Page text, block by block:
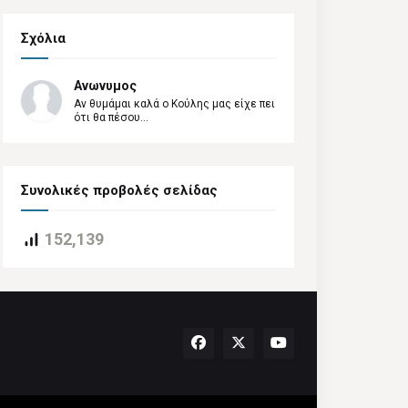
Σχόλια
Ανωνυμος
Αν θυμάμαι καλά ο Κούλης μας είχε πει
ότι θα πέσου...
Συνολικές προβολές σελίδας
152,139